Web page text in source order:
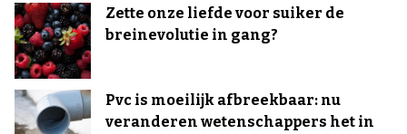
Zette onze liefde voor suiker de
breinevolutie in gang?
Pvc is moeilijk afbreekbaar: nu
veranderen wetenschappers het in